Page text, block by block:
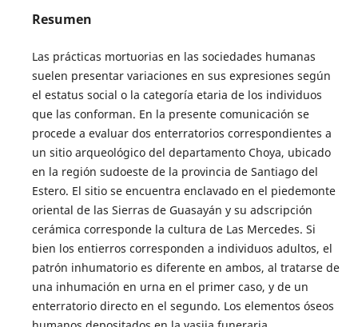
Resumen
Las prácticas mortuorias en las sociedades humanas
suelen presentar variaciones en sus expresiones según
el estatus social o la categoría etaria de los individuos
que las conforman. En la presente comunicación se
procede a evaluar dos enterratorios correspondientes a
un sitio arqueológico del departamento Choya, ubicado
en la región sudoeste de la provincia de Santiago del
Estero. El sitio se encuentra enclavado en el piedemonte
oriental de las Sierras de Guasayán y su adscripción
cerámica corresponde la cultura de Las Mercedes. Si
bien los entierros corresponden a individuos adultos, el
patrón inhumatorio es diferente en ambos, al tratarse de
una inhumación en urna en el primer caso, y de un
enterratorio directo en el segundo. Los elementos óseos